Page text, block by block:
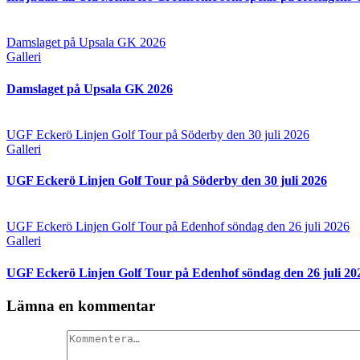
Damslaget på Upsala GK 2026
Galleri
Damslaget på Upsala GK 2026
UGF Eckerö Linjen Golf Tour på Söderby den 30 juli 2026
Galleri
UGF Eckerö Linjen Golf Tour på Söderby den 30 juli 2026
UGF Eckerö Linjen Golf Tour på Edenhof söndag den 26 juli 2026
Galleri
UGF Eckerö Linjen Golf Tour på Edenhof söndag den 26 juli
Lämna en kommentar